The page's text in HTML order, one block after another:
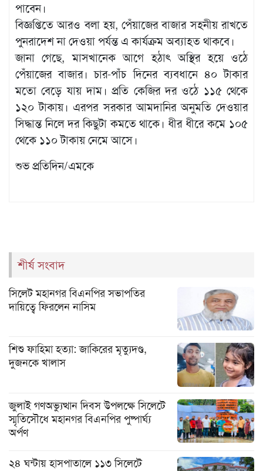
পাবেন।
বিজ্ঞপ্তিতে আরও বলা হয়, পেঁয়াজের বাজার সহনীয় রাখতে
পুনরাদেশ না দেওয়া পর্যন্ত এ কার্যক্রম অব্যাহত থাকবে।
জানা গেছে, মাসখানেক আগে হঠাৎ অস্থির হয়ে ওঠে
পেঁয়াজের বাজার। চার-পাঁচ দিনের ব্যবধানে ৪০ টাকার
মতো বেড়ে যায় দাম। প্রতি কেজির দর ওঠে ১১৫ থেকে
১২০ টাকায়। এরপর সরকার আমদানির অনুমতি দেওয়ার
সিদ্ধান্ত নিলে দর কিছুটা কমতে থাকে। ধীর ধীরে কমে ১০৫
থেকে ১১০ টাকায় নেমে আসে।
শুভ প্রতিদিন/এমকে
শীর্ষ সংবাদ
সিলেট মহানগর বিএনপির সভাপতির
দায়িত্বে ফিরলেন নাসিম
শিশু ফাহিমা হত্যা: জাকিরের মৃত্যুদণ্ড,
দুজনকে খালাস
জুলাই গণঅভ্যুত্থান দিবস উপলক্ষে সিলেটে
স্মৃতিসৌধে মহানগর বিএনপির পুষ্পার্ঘ্য
অর্পণ
২৪ ঘন্টায় হাসপাতালে ১১৩ সিলেটে